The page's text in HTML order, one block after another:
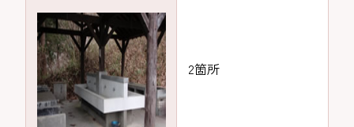
2箇所